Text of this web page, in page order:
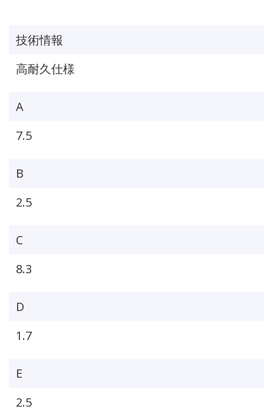
技術情報
高耐久仕様
A
7.5
B
2.5
C
8.3
D
1.7
E
2.5